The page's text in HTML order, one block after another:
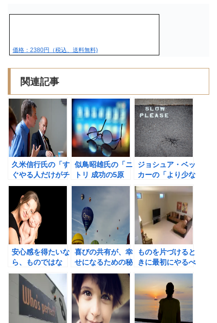
価格：2380円（税込、送料無料)
関連記事
久米信行氏の「す
ぐやる人だけがチ
ャンスを手に入れ
る」の書評②
似鳥昭雄氏の「ニ
トリ 成功の5原
則」の書評
ジョシュア・ベッ
カーの「より少な
い生き方 ものを
手放して豊かにな
安心感を得たいな
ら、ものではな
く、人とのつなが
りを重視しよう！
喜びの共有が、幸
せになるための秘
訣。
ものを片づけると
きに最初にやるべ
きこと。